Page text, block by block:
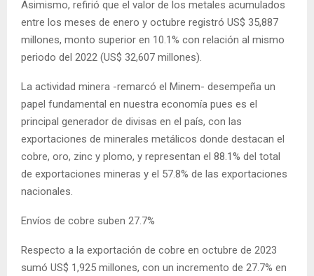
Asimismo, refirió que el valor de los metales acumulados
entre los meses de enero y octubre registró US$ 35,887
millones, monto superior en 10.1% con relación al mismo
periodo del 2022 (US$ 32,607 millones).
La actividad minera -remarcó el Minem- desempeña un
papel fundamental en nuestra economía pues es el
principal generador de divisas en el país, con las
exportaciones de minerales metálicos donde destacan el
cobre, oro, zinc y plomo, y representan el 88.1% del total
de exportaciones mineras y el 57.8% de las exportaciones
nacionales.
Envíos de cobre suben 27.7%
Respecto a la exportación de cobre en octubre de 2023
sumó US$ 1,925 millones, con un incremento de 27.7% en